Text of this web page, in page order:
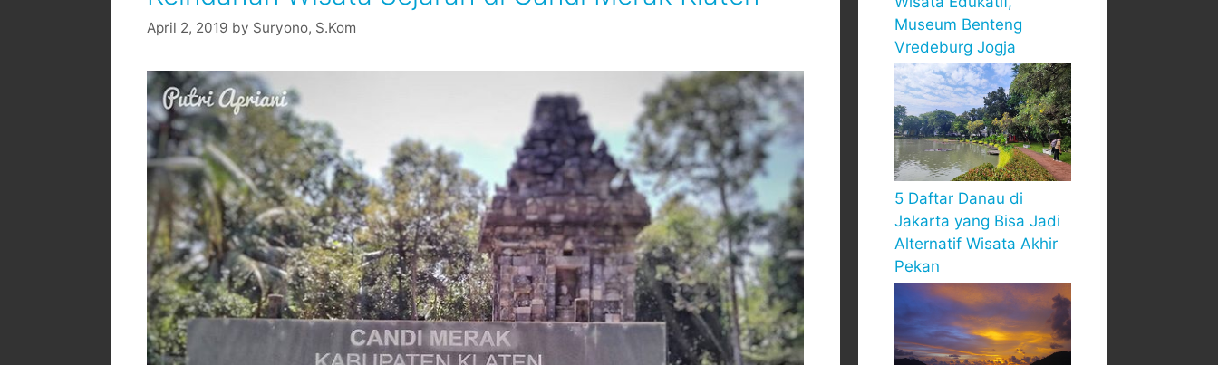
April 2, 2019 by Suryono, S.Kom
Museum Benteng
Vredeburg Jogja
5 Daftar Danau di
Jakarta yang Bisa Jadi
Alternatif Wisata Akhir
Pekan